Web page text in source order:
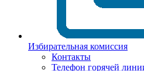
Избирательная комиссия
Контакты
Телефон горячей